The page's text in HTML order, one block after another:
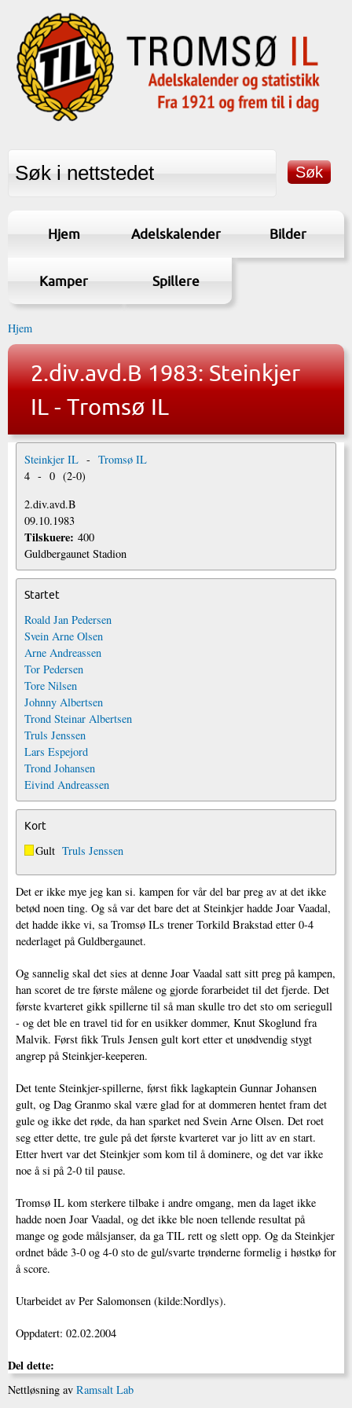
Hjem Adelskalender Bilder
Kamper Spillere
Hjem
2.div.avd.B 1983: Steinkjer
IL - Tromsø IL
Steinkjer IL - Tromsø IL
4 - 0 (2-0)
2.div.avd.B
09.10.1983
Tilskuere: 400
Guldbergaunet Stadion
Startet
Roald Jan Pedersen
Svein Arne Olsen
Arne Andreassen
Tor Pedersen
Tore Nilsen
Johnny Albertsen
Trond Steinar Albertsen
Truls Jenssen
Lars Espejord
Trond Johansen
Eivind Andreassen
Kort
Gult Truls Jenssen
Det er ikke mye jeg kan si. kampen for vår del bar preg av at det ikke
betød noen ting. Og så var det bare det at Steinkjer hadde Joar Vaadal,
det hadde ikke vi, sa Tromsø ILs trener Torkild Brakstad etter 0-4
nederlaget på Guldbergaunet.
Og sannelig skal det sies at denne Joar Vaadal satt sitt preg på kampen,
han scoret de tre første målene og gjorde forarbeidet til det fjerde. Det
første kvarteret gikk spillerne til så man skulle tro det sto om seriegull
- og det ble en travel tid for en usikker dommer, Knut Skoglund fra
Malvik. Først fikk Truls Jensen gult kort etter et unødvendig stygt
angrep på Steinkjer-keeperen.
Det tente Steinkjer-spillerne, først fikk lagkaptein Gunnar Johansen
gult, og Dag Granmo skal være glad for at dommeren hentet fram det
gule og ikke det røde, da han sparket ned Svein Arne Olsen. Det roet
seg etter dette, tre gule på det første kvarteret var jo litt av en start.
Etter hvert var det Steinkjer som kom til å dominere, og det var ikke
noe å si på 2-0 til pause.
Tromsø IL kom sterkere tilbake i andre omgang, men da laget ikke
hadde noen Joar Vaadal, og det ikke ble noen tellende resultat på
mange og gode målsjanser, da ga TIL rett og slett opp. Og da Steinkjer
ordnet både 3-0 og 4-0 sto de gul/svarte trønderne formelig i høstkø for
å score.
Utarbeidet av Per Salomonsen (kilde:Nordlys).
Oppdatert: 02.02.2004
Del dette:
Nettløsning av Ramsalt Lab